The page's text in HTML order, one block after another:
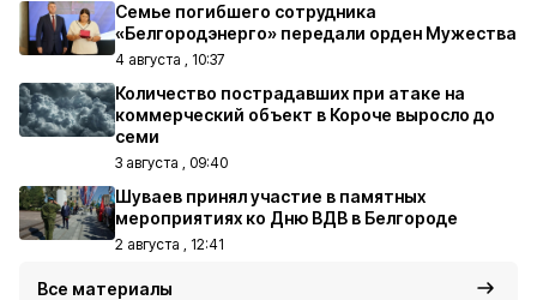
Семье погибшего сотрудника
«Белгородэнерго» передали орден Мужества
4 августа , 10:37
Количество пострадавших при атаке на
коммерческий объект в Короче выросло до
семи
3 августа , 09:40
Шуваев принял участие в памятных
мероприятиях ко Дню ВДВ в Белгороде
2 августа , 12:41
Все материалы